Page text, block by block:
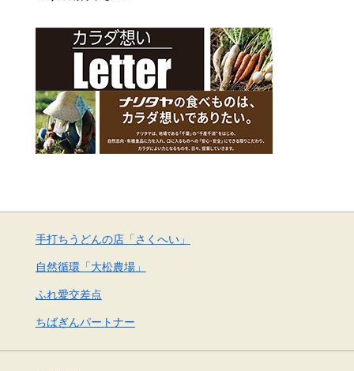
手打ちうどんの店「さくへい」
自然循環「大松農場」
ふれ愛交差点
ちばぎんパートナー